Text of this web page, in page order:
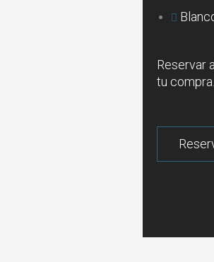
Reservar
tu compra.